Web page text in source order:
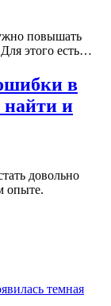
повышать
этого есть…
в
найти и
довольно
опыте.
темная